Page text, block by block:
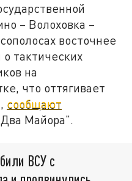
– Волоховка –
восточнее
тактических
на
что оттягивает
сообщают
Майора".
ВСУ с